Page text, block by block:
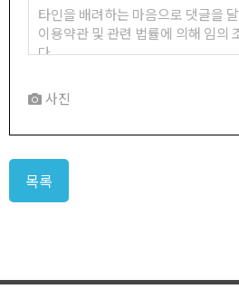
사진
목록